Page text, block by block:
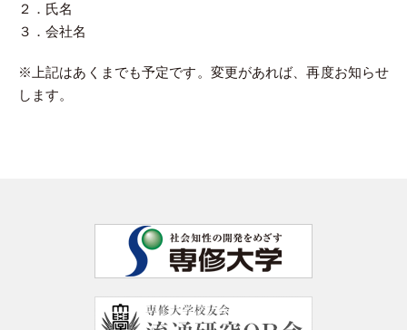
２．氏名
３．会社名
※上記はあくまでも予定です。変更があれば、再度お知らせ
します。